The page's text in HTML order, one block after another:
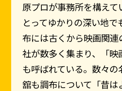
原プロが事務所を構えて
とってゆかりの深い地
布には古くから映画関
社が数多く集まり、「映
も呼ばれている。数々の
舘も調布について「昔は